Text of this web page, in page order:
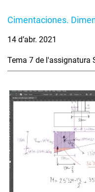
Cimentaciones.
14 d’abr. 2021
Tema 7 de l'assignatura